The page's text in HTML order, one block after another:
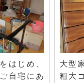
はじめ、
自宅にあ
大型
粗大